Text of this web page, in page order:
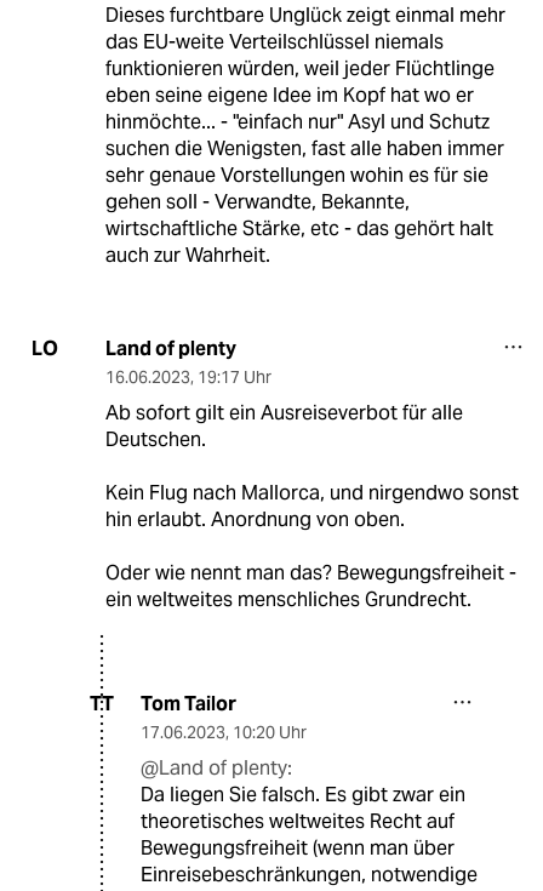
Dieses furchtbare Unglück zeigt einmal mehr
das EU-weite Verteilschlüssel niemals
funktionieren würden, weil jeder Flüchtlinge
eben seine eigene Idee im Kopf hat wo er
hinmöchte... - "einfach nur" Asyl und Schutz
suchen die Wenigsten, fast alle haben immer
sehr genaue Vorstellungen wohin es für sie
gehen soll - Verwandte, Bekannte,
wirtschaftliche Stärke, etc - das gehört halt
auch zur Wahrheit.
LO Land of plenty
16.06.2023, 19:17 Uhr
Ab sofort gilt ein Ausreiseverbot für alle
Deutschen.
Kein Flug nach Mallorca, und nirgendwo sonst
hin erlaubt. Anordnung von oben.
Oder wie nennt man das? Bewegungsfreiheit -
ein weltweites menschliches Grundrecht.
TT Tom Tailor
17.06.2023, 10:20 Uhr
@Land of plenty:
Da liegen Sie falsch. Es gibt zwar ein
theoretisches weltweites Recht auf
Bewegungsfreiheit (wenn man über
Einreisebeschränkungen, notwendige